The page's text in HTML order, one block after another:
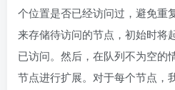
个位置是否已经访问过，避免重
来存储待访问的节点，初始时将
已访问。然后，在队列不为空的
节点进行扩展。对于每个节点，